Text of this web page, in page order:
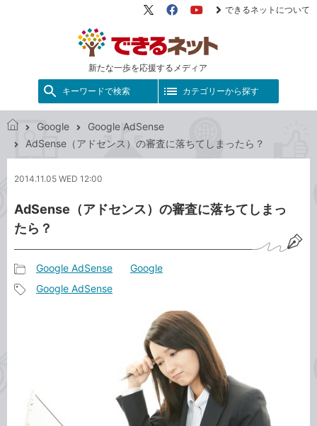
新たな一歩を応援するメディア
X（旧
FacebookYouTube
できるネットについて
キーワードで検索 カテゴリーから探す
で
ネ
ト
Google
Google AdSense
AdSense（アドセンス）の審査に落ちてしまったら？
2014.11.05 WED 12:00
AdSense（アドセンス）の審査に落ちてしまっ
たら？
事
Google AdSense Google
Google AdSense